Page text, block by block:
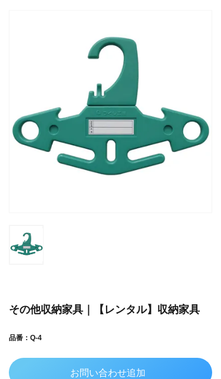
その他収納家具｜【レンタル】収納家具
品番：Q-4
お問い合わせ追加